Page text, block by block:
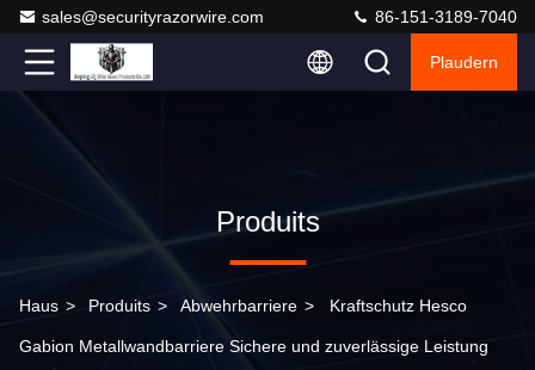
sales@securityrazorwire.com 86-151-3189-7040
Plaudern
Produits
Haus > Produits > Abwehrbarriere > Kraftschutz Hesco
Gabion Metallwandbarriere Sichere und zuverlässige Leistung